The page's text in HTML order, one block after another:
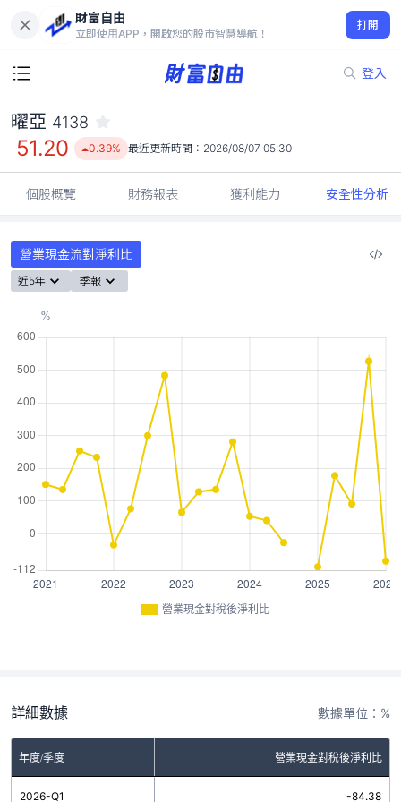
財富自由
立即使用APP，開啟您的股市智慧導航！
打開
登入
51.20
0.39%
曜亞 4138
51.20 0.39% 最近更新時間： 2026/08/07 05:30
個股概覽 財務報表 獲利能力 安全性分析
營業現金流對淨利比
近5年 季報
營業現金對稅後淨利比
詳細數據 數據單位：%
年度/季度 營業現金對稅後淨利比
2026-Q1 -84.38